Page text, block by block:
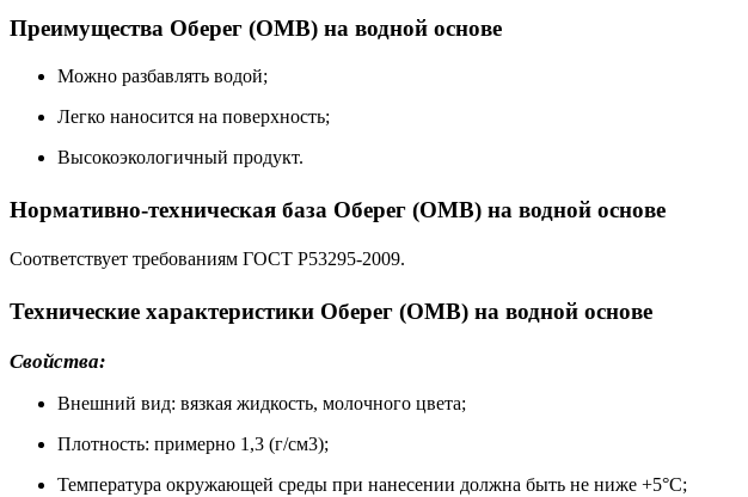
Преимущества Оберег (ОМВ) на водной основе
Можно разбавлять водой;
Легко наносится на поверхность;
Высокоэкологичный продукт.
Нормативно-техническая база Оберег (ОМВ) на водной основе
Соответствует требованиям ГОСТ Р53295-2009.
Технические характеристики Оберег (ОМВ) на водной основе
Свойства:
Внешний вид: вязкая жидкость, молочного цвета;
Плотность: примерно 1,3 (г/см3);
Температура окружающей среды при нанесении должна быть не ниже +5°С;